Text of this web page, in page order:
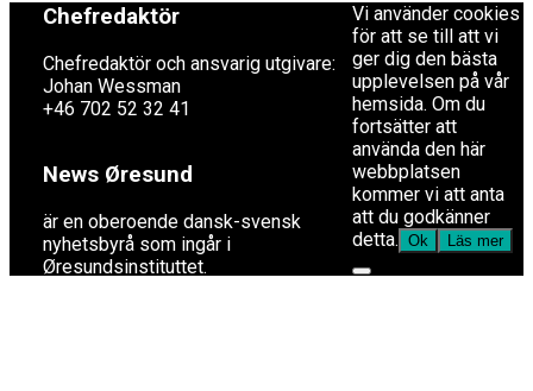
Chefredaktör
Chefredaktör och ansvarig utgivare:
Johan Wessman
+46 702 52 32 41
News Øresund
är en oberoende dansk-svensk
nyhets­byrå som ingår i
Øresundsinstituttet.
Vi använder cookies
för att se till att vi
ger dig den bästa
upplevelsen på vår
hemsida. Om du
fortsätter att
använda den här
webbplatsen
kommer vi att anta
att du godkänner
detta. Ok Läs mer